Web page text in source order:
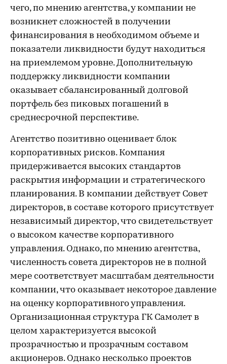
чего, по мнению агентства, у компании не
возникнет сложностей в получении
финансирования в необходимом объеме и
показатели ликвидности будут находиться
на приемлемом уровне. Дополнительную
поддержку ликвидности компании
оказывает сбалансированный долговой
портфель без пиковых погашений в
среднесрочной перспективе.
Агентство позитивно оценивает блок
корпоративных рисков. Компания
придерживается высоких стандартов
раскрытия информации и стратегического
планирования. В компании действует Совет
директоров, в составе которого присутствует
независимый директор, что свидетельствует
о высоком качестве корпоративного
управления. Однако, по мнению агентства,
численность совета директоров не в полной
мере соответствует масштабам деятельности
компании, что оказывает некоторое давление
на оценку корпоративного управления.
Организационная структура ГК Самолет в
целом характеризуется высокой
прозрачностью и прозрачным составом
акционеров. Однако несколько проектов